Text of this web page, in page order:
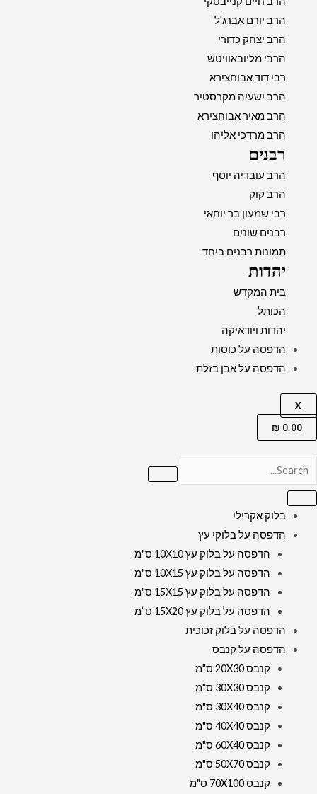
הרב יורם אברג'ל
הרב יצחק כדורי
הרבי מליובאוויטש
רבי דוד אבוחצירא
הרב ישעיה מקרסטיר
הרב מאיר אבוחצירא
הרב מרדכי אליהו
רבנים
הרב עובדיה יוסף
הרב קוק
רבי שמעון בר יוחאי
רבנים שונים
תמונות רבנים ביחד
יהדות
בית המקדש
הכותל
יהדות ויודאיקה
הדפסה על כוסות
הדפסה על אבן בזלת
X
0.00
₪
בלוק אקרילי
הדפסה על בלוקי עץ
הדפסה על בלוק עץ 10X10 ס"מ
הדפסה על בלוק עץ 10X15 ס"מ
הדפסה על בלוק עץ 15X15 ס"מ
הדפסה על בלוק עץ 15X20 ס”מ
הדפסה על בלוק זכוכית
הדפסה על קנבס
קנבס 20X30 ס"מ
קנבס 30X30 ס"מ
קנבס 30X40 ס"מ
קנבס 40X40 ס"מ
קנבס 60X40 ס"מ
קנבס 50X70 ס"מ
קנבס 70X100 ס"מ